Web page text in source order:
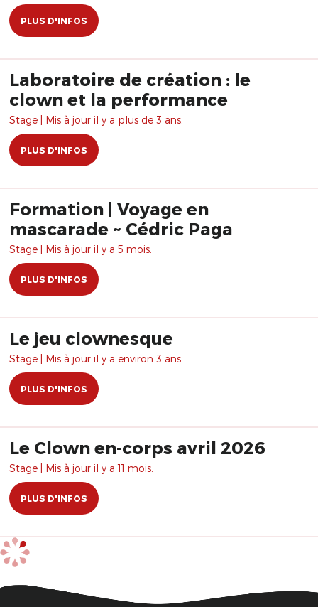
PLUS D'INFOS
Laboratoire de création : le
clown et la performance
Stage | Mis à jour il y a plus de 3 ans.
PLUS D'INFOS
Formation | Voyage en
mascarade ~ Cédric Paga
Stage | Mis à jour il y a 5 mois.
PLUS D'INFOS
Le jeu clownesque
Stage | Mis à jour il y a environ 3 ans.
PLUS D'INFOS
Le Clown en-corps avril 2026
Stage | Mis à jour il y a 11 mois.
PLUS D'INFOS